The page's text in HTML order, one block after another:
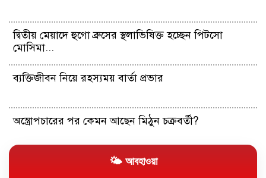
দ্বিতীয় মেয়াদে হুগো ব্রুসের স্থলাভিষিক্ত হচ্ছেন পিটসো
মোসিমা...
ব্যক্তিজীবন নিয়ে রহস্যময় বার্তা প্রভার
অস্ত্রোপচারের পর কেমন আছেন মিঠুন চক্রবর্তী?
যুক্তরাষ্ট্রের চাকরি বাজারের মন্দা কাটছে না
🌤 আবহাওয়া